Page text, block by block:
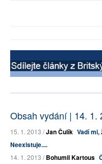
Obsah vydání | 14. 1.
15. 1. 2013 /Jan Čulík Vadí
Neexistuje....
14. 1. 2013 /Bohumil Kartous